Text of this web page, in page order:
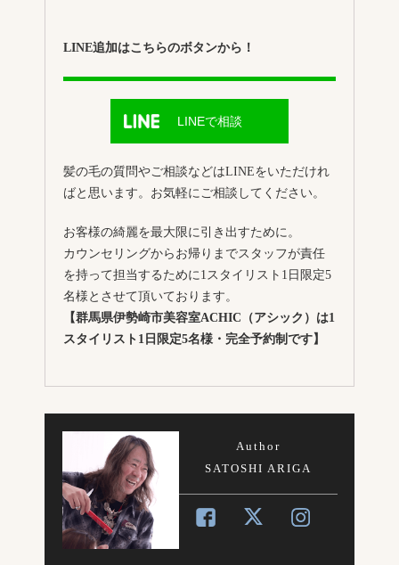
LINE追加はこちらのボタンから！
LINEで相談
髪の毛の質問やご相談などはLINEをいただけれ
ばと思います。お気軽にご相談してください。
お客様の綺麗を最大限に引き出すために。
カウンセリングからお帰りまでスタッフが責任
を持って担当するために1スタイリスト1日限定5
名様とさせて頂いております。
【群馬県伊勢崎市美容室ACHIC（アシック）は1
スタイリスト1日限定5名様・完全予約制です】
Author
SATOSHI ARIGA